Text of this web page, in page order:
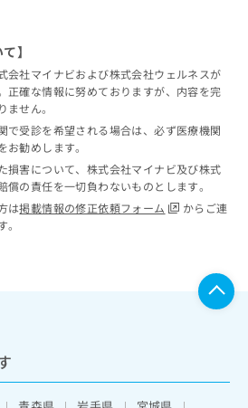
】
会社マイナビおよび株式会社ウェルネスが
正確な情報に努めておりますが、内容を完
せん。
で受診を希望される場合は、必ず医療機関
勧めします。
損害について、株式会社マイナビ及び株式
の責任を一切負わないものとします。
は掲載情報の修正依頼フォーム
からご連